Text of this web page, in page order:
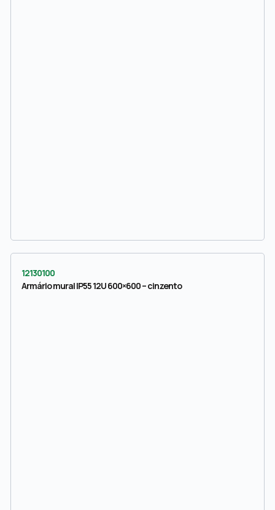
12130100
Armário mural IP55 12U 600×600 – cinzento